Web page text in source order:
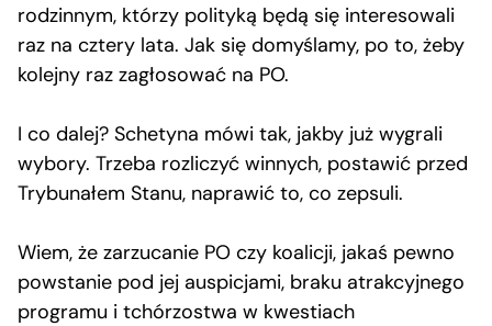
rodzinnym, którzy polityką będą się interesowali
raz na cztery lata. Jak się domyślamy, po to, żeby
kolejny raz zagłosować na PO.
I co dalej? Schetyna mówi tak, jakby już wygrali
wybory. Trzeba rozliczyć winnych, postawić przed
Trybunałem Stanu, naprawić to, co zepsuli.
Wiem, że zarzucanie PO czy koalicji, jakaś pewno
powstanie pod jej auspicjami, braku atrakcyjnego
programu i tchórzostwa w kwestiach